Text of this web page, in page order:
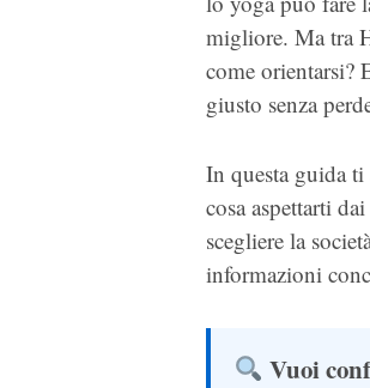
migliore. Ma tra
come orientarsi?
giusto senza
In questa guida
cosa aspettarti
scegliere la
informazioni
Vuoi